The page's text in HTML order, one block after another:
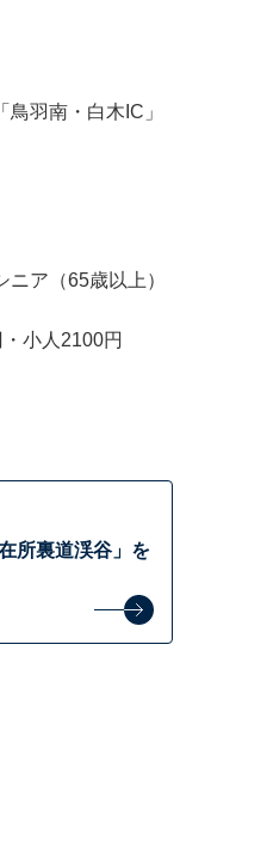
羽南・白木IC」
ア（65歳以上）
小人2100円
所裏道渓谷」を